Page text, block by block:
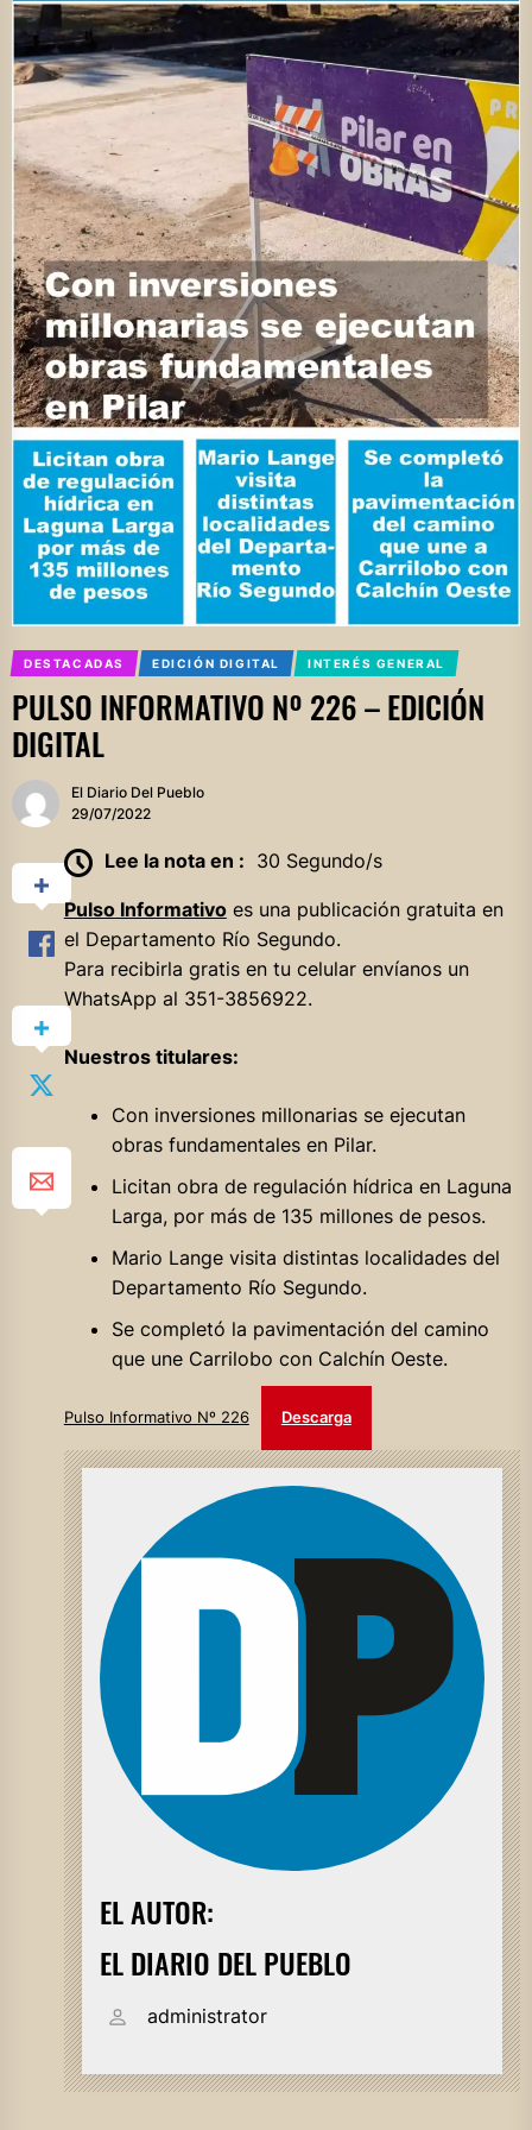
DESTACADAS EDICIÓN DIGITAL INTERÉS GENERAL
PULSO INFORMATIVO Nº 226 – EDICIÓN
DIGITAL
El Diario Del Pueblo
29/07/2022
Lee la nota en : 30 Segundo/s
Pulso Informativoes una publicación gratuita en
el Departamento Río Segundo.
Para recibirla gratis en tu celular envíanos un
WhatsApp al 351-3856922.
Nuestros titulares:
Con inversiones millonarias se ejecutan
obras fundamentales en Pilar.
Licitan obra de regulación hídrica en Laguna
Larga, por más de 135 millones de pesos.
Mario Lange visita distintas localidades del
Departamento Río Segundo.
Se completó la pavimentación del camino
que une Carrilobo con Calchín Oeste.
Pulso Informativo Nº 226 Descarga
EL AUTOR:
EL DIARIO DEL PUEBLO
administrator